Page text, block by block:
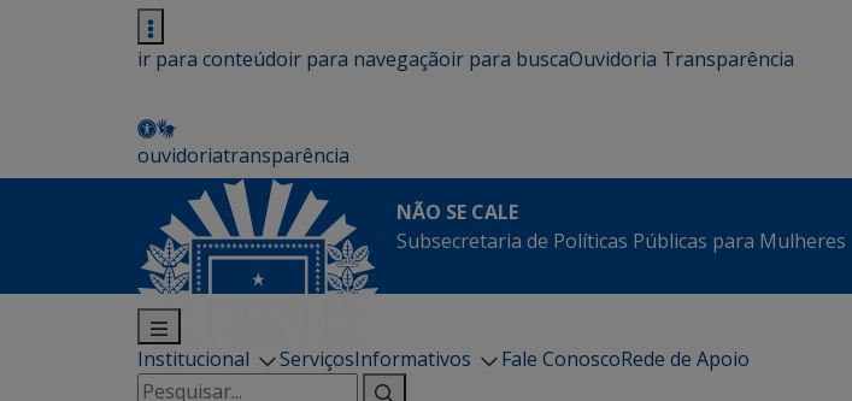
ir para conteúdoir para navegaçãoir para buscaOuvidoria Transparência
ouvidoriatransparência
NÃO SE CALE
Subsecretaria de Políticas Públicas para Mulheres
Institucional ServiçosInformativos Fale ConoscoRede de Apoio
Pesquisar